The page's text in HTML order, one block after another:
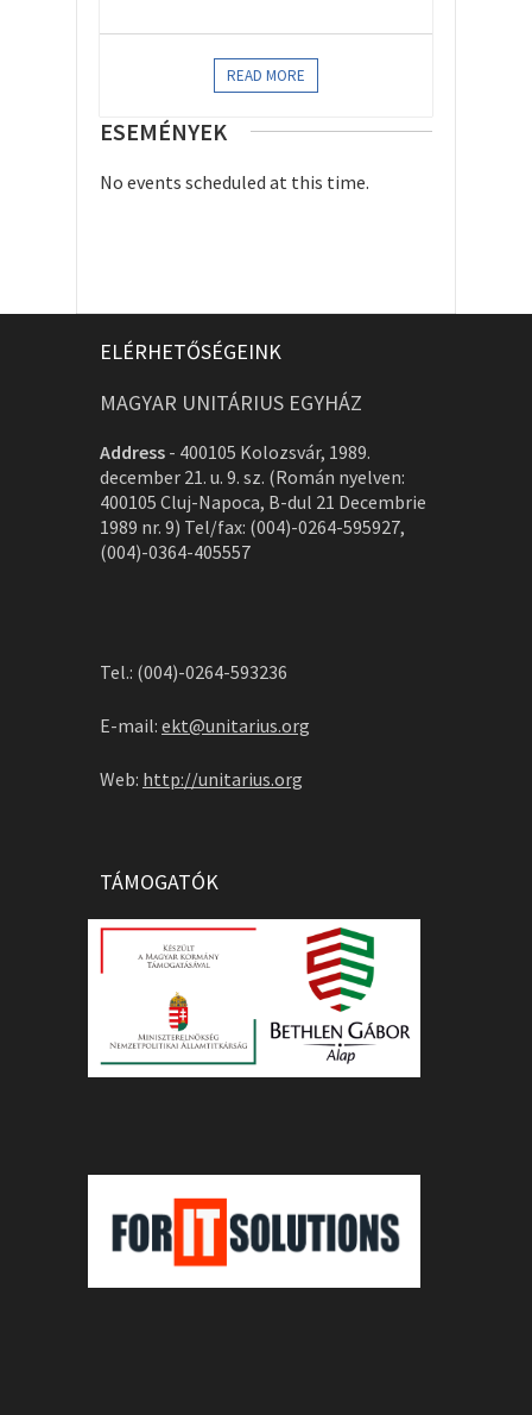
READ MORE
ESEMÉNYEK
No events scheduled at this time.
ELÉRHETŐSÉGEINK
MAGYAR UNITÁRIUS EGYHÁZ
Address - 400105 Kolozsvár, 1989.
december 21. u. 9. sz. (Román nyelven:
400105 Cluj-Napoca, B-dul 21 Decembrie
1989 nr. 9) Tel/fax: (004)-0264-595927,
(004)-0364-405557
Tel.: (004)-0264-593236
E-mail: ekt@unitarius.org
Web: http://unitarius.org
TÁMOGATÓK